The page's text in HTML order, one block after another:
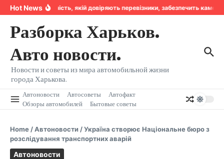
Перейти к содержанию
Hot NewsНадійність, якій довіряють перевізники, забезпечить
Разборка Харьков.
Авто новости.
Новости и советы из мира автомобильной жизни
города Харькова.
Автоновости Автосоветы
Автофакт
Обзоры автомобилей
Бытовые советы
Home /Автоновости /Україна створює Національне бюро з
розслідування транспортних аварій
Автоновости